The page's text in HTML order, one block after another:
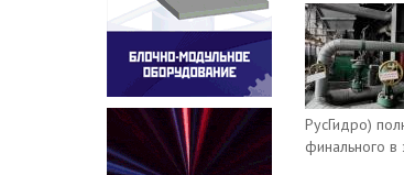
РусГидро)
финального в